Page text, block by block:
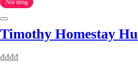
Nổi tiếng
Timothy Homestay
₫₫₫₫